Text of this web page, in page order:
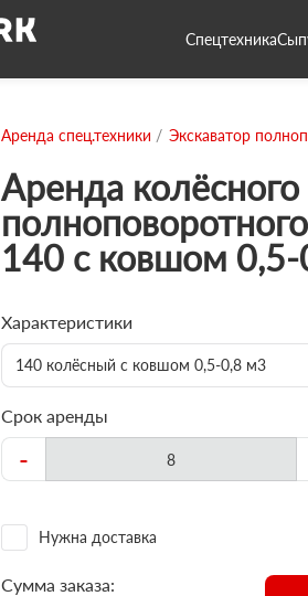
Спецтехника
Аренда спец.техники Экскаватор
Аренда колёсного
140 с ковшом
Характеристики
140 колёсный с ковшом 0,5-0,8 м3
Срок аренды
-
Нужна доставка
Сумма заказа: